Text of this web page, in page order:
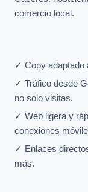
comercio local.
✓ Copy adaptado
✓ Tráfico desde
no solo visitas.
✓ Web ligera y
conexiones
✓ Enlaces
más.